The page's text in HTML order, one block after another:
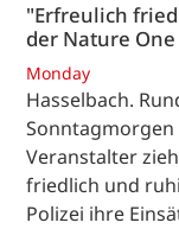
"Erfreulich
der Nature One
Monday
Hasselbach.
Veranstalter
friedlich und
Polizei ihre